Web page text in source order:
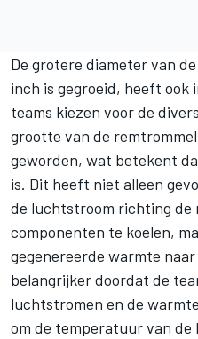
De grotere diameter van
inch is gegroeid, heeft ook
teams kiezen voor de
grootte van de
geworden, wat betekent
is. Dit heeft niet alleen
de luchtstroom richting de
componenten te koelen,
gegenereerde warmte
belangrijker doordat de
luchtstromen en de
om de temperatuur van de